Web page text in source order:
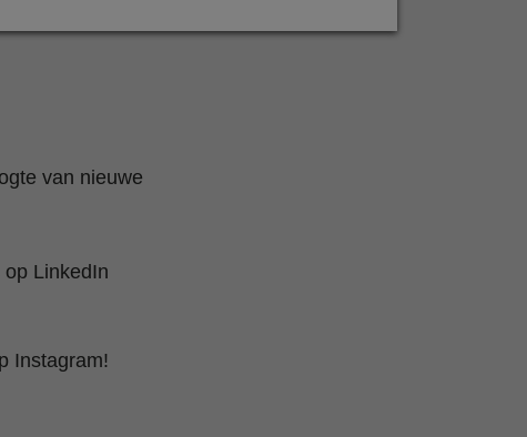
van nieuwe
LinkedIn
Instagram!